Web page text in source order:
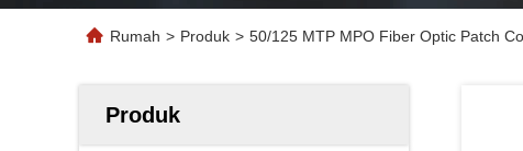
Rumah > Produk > 50/125 MTP MPO Fiber Optic Patch
Produk